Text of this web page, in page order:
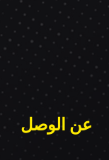
عن الوصل